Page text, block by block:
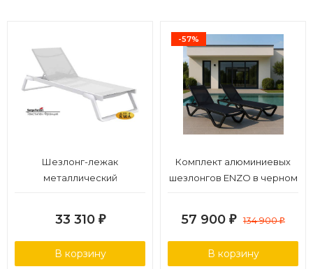
Шезлонг-лежак
металлический
33 310 ₽
В корзину
-57%
Комплект алюминиевых
шезлонгов ENZO в черном
57 900 ₽ 134 900₽
В корзину